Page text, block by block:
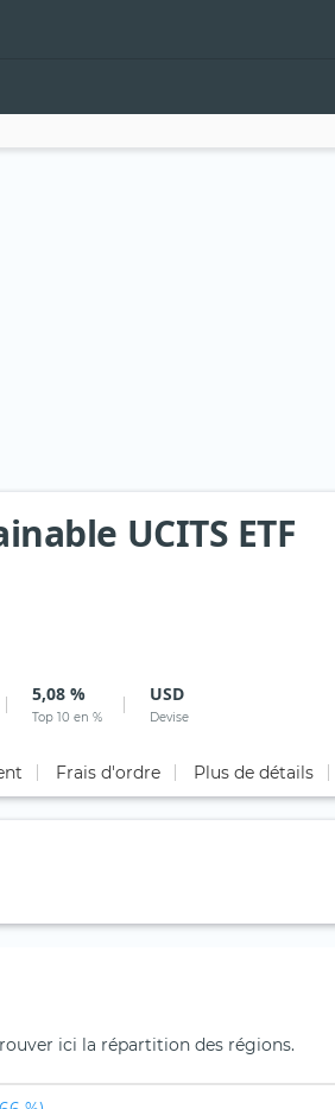
UCITS ETF
5,08 %
Top 10 en %
USD
Devise
Frais d'ordre Plus de détails
ici la répartition des régions.